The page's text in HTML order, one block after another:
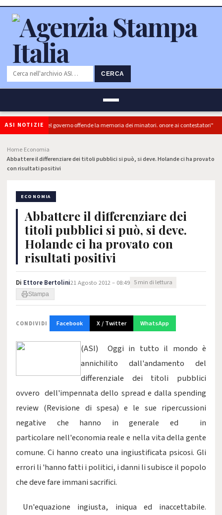
CERCA
ASI NOTIZIE
"L'Ipocrisia del governo offende la memoria dei minatori. onore ai contestatori"
Home Economia
Abbattere il differenziare dei titoli pubblici si può, si deve. Holande ci ha provato
con risultati positivi
ECONOMIA
Abbattere il differenziare dei
titoli pubblici si può, si deve.
Holande ci ha provato con
risultati positivi
Di Ettore Bertolini21 Agosto 2012 – 08:49 5 min di lettura
Stampa
CONDIVIDI Facebook X / Twitter WhatsApp
(ASI) Oggi in tutto il mondo è
annichilito dall'andamento del
differenziale dei titoli pubblici
ovvero dell'impennata dello spread e dalla spending
review (Revisione di spesa) e le sue ripercussioni
negative che hanno in generale ed in
particolare nell'economia reale e nella vita della gente
comune. Ci hanno creato una ingiustificata psicosi. Gli
errori li 'hanno fatti i politici, i danni li subisce il popolo
che deve fare immani sacrifici.
Un'equazione ingiusta, iniqua ed inaccettabile.